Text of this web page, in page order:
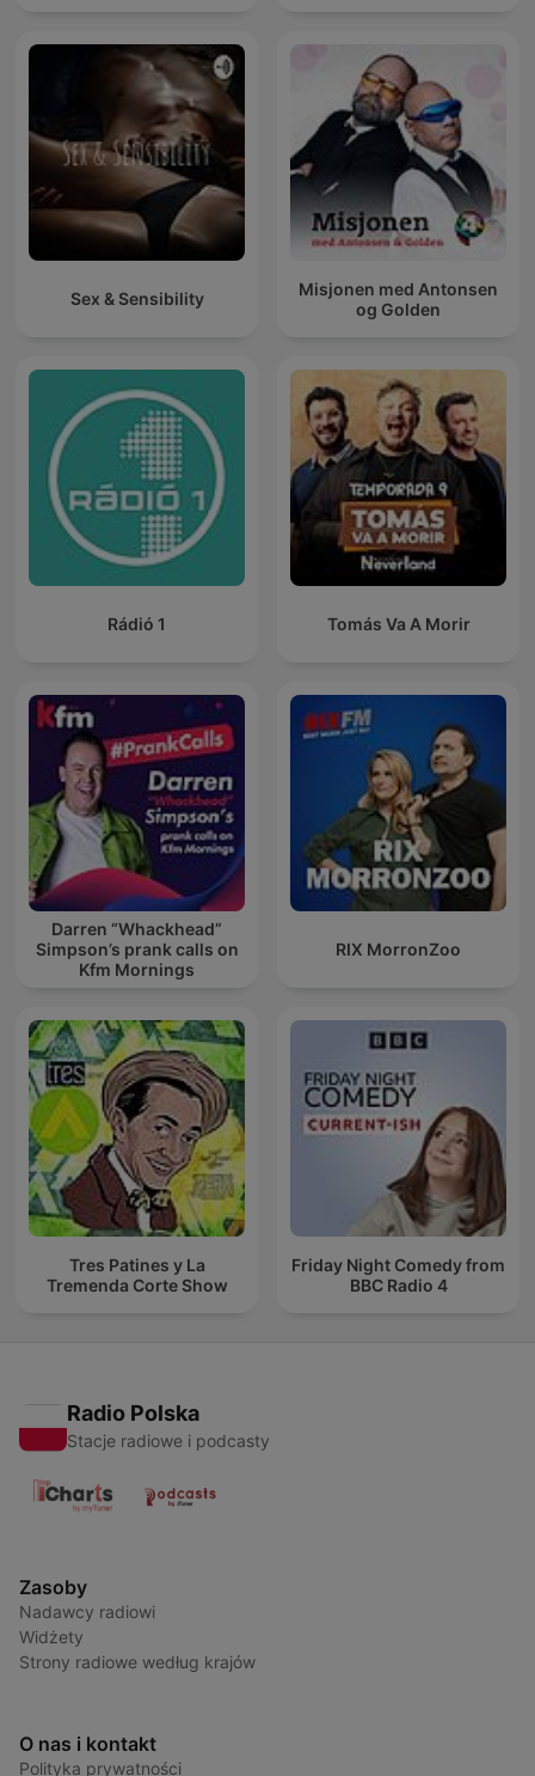
Sex & Sensibility
Misjonen med Antonsen
og Golden
Rádió 1 Tomás Va A Morir
Darren “Whackhead”
Simpson’s prank calls on
Kfm Mornings
RIX MorronZoo
Tres Patines y La
Tremenda Corte Show
Friday Night Comedy from
BBC Radio 4
Radio Polska
Stacje radiowe i podcasty
Zasoby
Nadawcy radiowi
Widżety
Strony radiowe według krajów
O nas i kontakt
Polityka prywatności